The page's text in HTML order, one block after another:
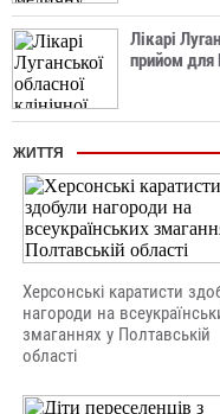
Лікарі
прийом для
ЖИТТЯ
Херсонські каратисти
нагороди на
змаганнях у Полтавській
області